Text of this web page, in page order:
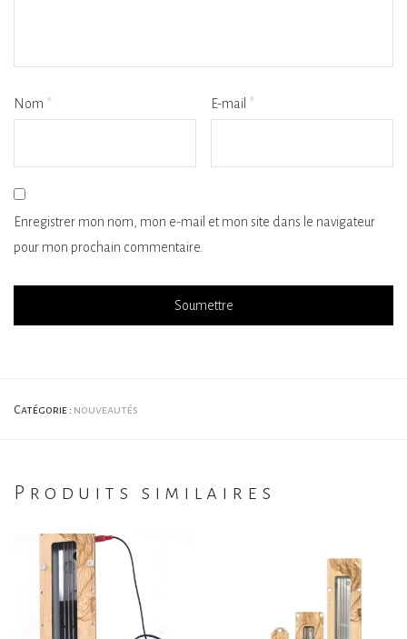
Nom * E-mail *
Enregistrer mon nom, mon e-mail et mon site dans le navigateur
pour mon prochain commentaire.
Catégorie : nouveautés
Produits similaires